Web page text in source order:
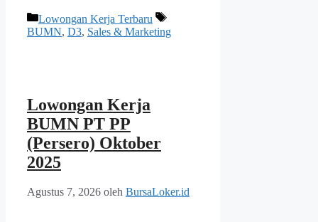
Kategori
Lowongan Kerja Terbaru
Tag
BUMN, D3, Sales & Marketing
Lowongan Kerja
BUMN PT PP
(Persero) Oktober
2025
Agustus 7, 2026 oleh BursaLoker.id